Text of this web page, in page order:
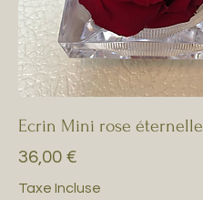
Ecrin Mini rose éternelle
Prix
36,00 €
Taxe Incluse